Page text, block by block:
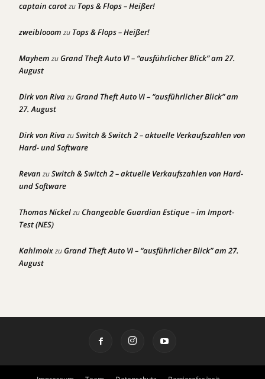
captain carotzu Tops & Flops – Heißer!
zweiblooom zu Tops & Flops – Heißer!
Mayhem zuGrand Theft Auto VI – “ausführlicher Blick” am 27.
August
Dirk von RivazuGrand Theft Auto VI – “ausführlicher Blick” am
27. August
Dirk von RivazuSwitch & Switch 2 – aktuelle Verkaufszahlen von
Hard- und Software
Revan zuSwitch & Switch 2 – aktuelle Verkaufszahlen von Hard-
und Software
Thomas NickelzuChangeable Guardian Estique – im Import-
Test (NES)
KahlmoixzuGrand Theft Auto VI – “ausführlicher Blick” am 27.
August